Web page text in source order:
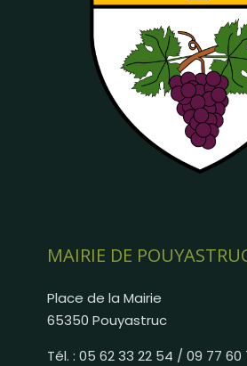
MAIRIE DE
Place de la Mairie
65350 Pouyastruc
Tél. : 05 62 33 22 54 / 09 77 60